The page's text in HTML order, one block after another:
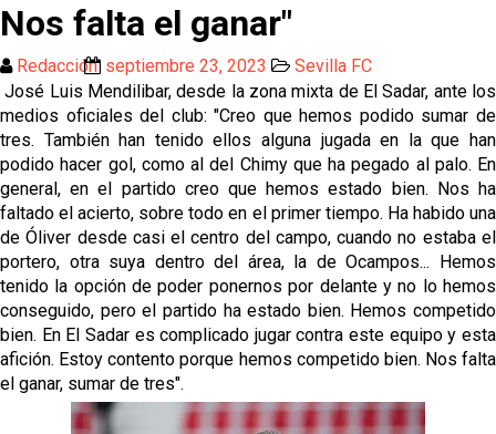
Luis García Plaza: No sufrir ya es un paso adelante
El Sevilla FC plantea ampliar hasta cinco fichajes
más antes del cierre
Djibril Sow pone rumbo a Italia para firmar su nuevo
contrato con el Genoa
Kochorashvili, seria opción para reforzar el centro
del campo sevillista
Sow muy cerca de cerrar su traspaso al Genoa
Oso es el siguiente en la lista para salir
Nos falta el ganar"
Redacción septiembre 23, 2023
Sevilla FC
José Luis Mendilibar, desde la zona mixta de El Sadar, ante los
medios oficiales del club: "Creo que hemos podido sumar de
tres. También han tenido ellos alguna jugada en la que han
podido hacer gol, como al del Chimy que ha pegado al palo. En
general, en el partido creo que hemos estado bien. Nos ha
faltado el acierto, sobre todo en el primer tiempo. Ha habido una
de Óliver desde casi el centro del campo, cuando no estaba el
portero, otra suya dentro del área, la de Ocampos... Hemos
tenido la opción de poder ponernos por delante y no lo hemos
conseguido, pero el partido ha estado bien. Hemos competido
bien. En El Sadar es complicado jugar contra este equipo y esta
afición. Estoy contento porque hemos competido bien. Nos falta
el ganar, sumar de tres".